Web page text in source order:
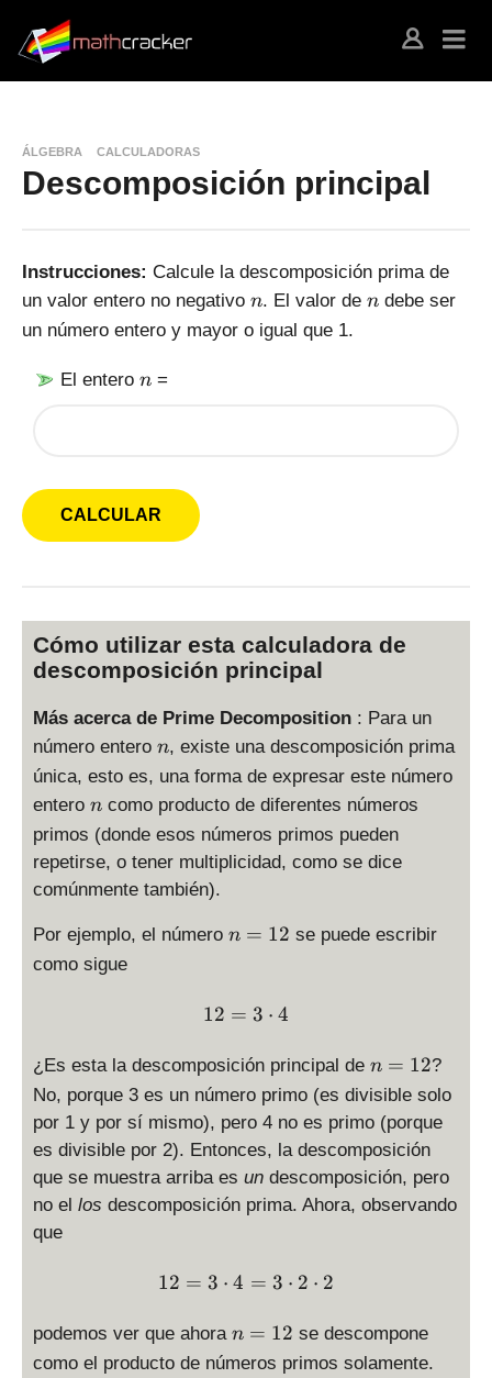
ÁLGEBRA CALCULADORAS
Descomposición principal
Instrucciones: Calcule la descomposición prima de
un valor entero no negativo n
n. El valor de n
n debe ser
un número entero y mayor o igual que 1.
El entero n
n =
Cómo utilizar esta calculadora de
descomposición principal
Más acerca de Prime Decomposition : Para un
número entero n
n, existe una descomposición prima
única, esto es, una forma de expresar este número
entero n
n como producto de diferentes números
primos (donde esos números primos pueden
repetirse, o tener multiplicidad, como se dice
comúnmente también).
Por ejemplo, el número n
n = 12 se puede escribir
como sigue
12 = 3 \cdot 4
12 = 3 ⋅ 4
¿Es esta la descomposición principal de n
=
2
n = 12?
No, porque 3 es un número primo (es divisible solo
por 1 y por sí mismo), pero 4 no es primo (porque
es divisible por 2). Entonces, la descomposición
que se muestra arriba es un descomposición, pero
no el los descomposición prima. Ahora, observando
que
12 = 3 \cdot 4 = 3 \cdot
12 = 3 ⋅ 4 = 3 ⋅ 2 ⋅ 2
podemos ver que ahora n
=
n = 12 se descompone
como el producto de números primos solamente.